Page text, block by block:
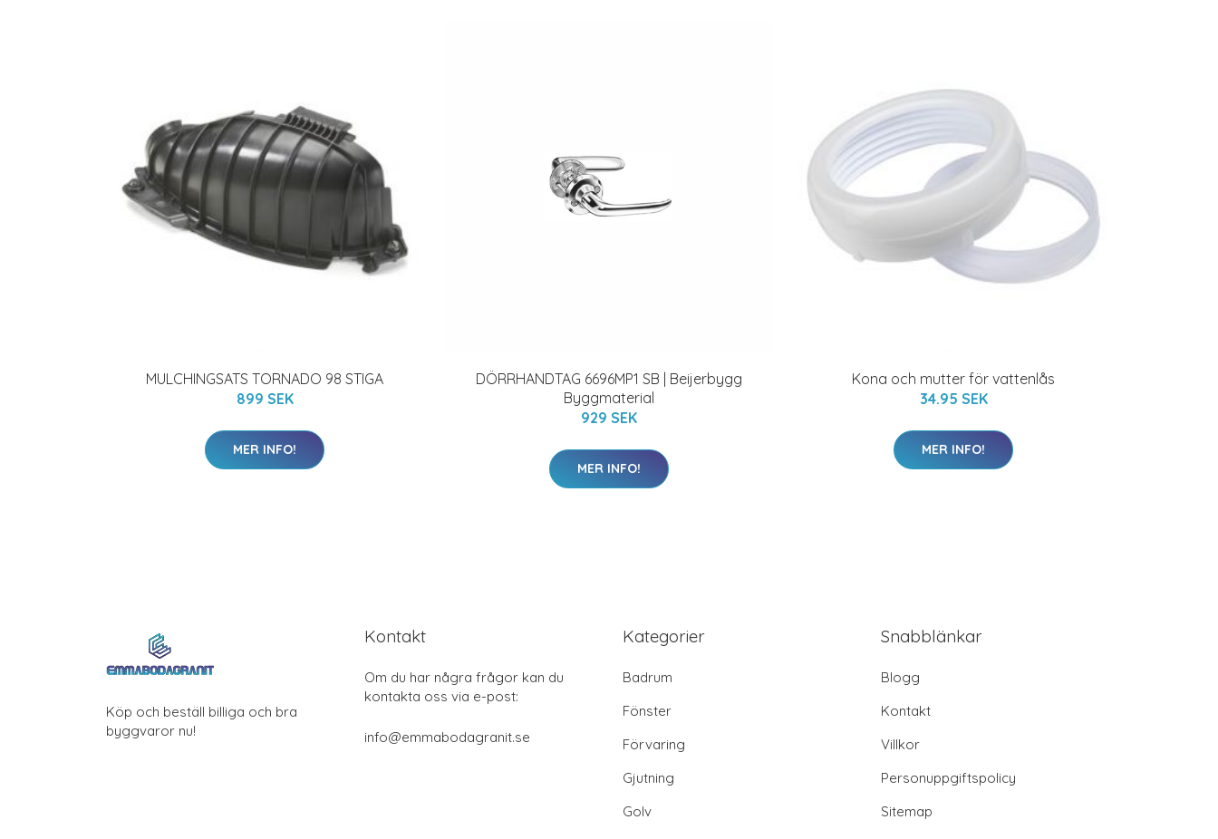
MULCHINGSATS TORNADO 98 STIGA
899 SEK
MER INFO!
DÖRRHANDTAG 6696MP1 SB | Beijerbygg
Byggmaterial
929 SEK
MER INFO!
Kona och mutter för vattenlås
34.95 SEK
MER INFO!
Köp och beställ billiga och bra
byggvaror nu!
Kontakt
Om du har några frågor kan du
kontakta oss via e-post:
info@emmabodagranit.se
Kategorier
Badrum
Fönster
Förvaring
Gjutning
Golv
Snabblänkar
Blogg
Kontakt
Villkor
Personuppgiftspolicy
Sitemap